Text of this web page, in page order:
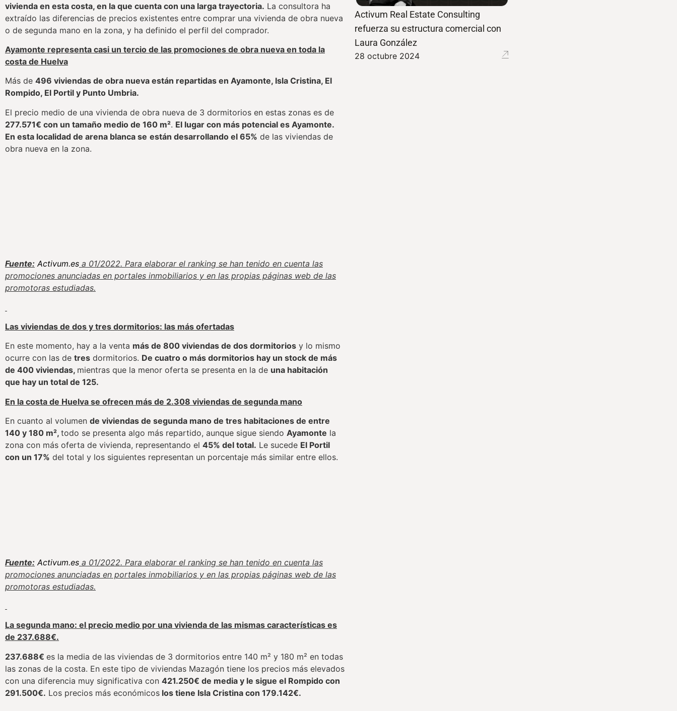
vivienda en esta costa, en la que cuenta con una larga trayectoria. La consultora ha
extraído las diferencias de precios existentes entre comprar una vivienda de obra nueva
o de segunda mano en la zona, y ha definido el perfil del comprador.
Ayamonte representa casi un tercio de las promociones de obra nueva en toda la
costa de Huelva
Más de 496 viviendas de obra nueva están repartidas en Ayamonte, Isla Cristina, El
Rompido, El Portil y Punto Umbria.
El precio medio de una vivienda de obra nueva de 3 dormitorios en estas zonas es de
277.571€ con un tamaño medio de 160 m². El lugar con más potencial es Ayamonte.
En esta localidad de arena blanca se están desarrollando el 65% de las viviendas de
obra nueva en la zona.
Fuente: Activum.es a 01/2022. Para elaborar el ranking se han tenido en cuenta las
promociones anunciadas en portales inmobiliarios y en las propias páginas web de las
promotoras estudiadas.
Las viviendas de dos y tres dormitorios: las más ofertadas
En este momento, hay a la venta más de 800 viviendas de dos dormitorios y lo mismo
ocurre con las de tres dormitorios. De cuatro o más dormitorios hay un stock de más
de 400 viviendas, mientras que la menor oferta se presenta en la de una habitación
que hay un total de 125.
En la costa de Huelva se ofrecen más de 2.308 viviendas de segunda mano
En cuanto al volumen de viviendas de segunda mano de tres habitaciones de entre
140 y 180 m², todo se presenta algo más repartido, aunque sigue siendo Ayamonte la
zona con más oferta de vivienda, representando el 45% del total. Le sucede El Portil
con un 17% del total y los siguientes representan un porcentaje más similar entre ellos.
Fuente: Activum.es a 01/2022. Para elaborar el ranking se han tenido en cuenta las
promociones anunciadas en portales inmobiliarios y en las propias páginas web de las
promotoras estudiadas.
La segunda mano: el precio medio por una vivienda de las mismas características es
de 237.688€.
237.688€ es la media de las viviendas de 3 dormitorios entre 140 m² y 180 m² en todas
las zonas de la costa. En este tipo de viviendas Mazagón tiene los precios más elevados
con una diferencia muy significativa con 421.250€ de media y le sigue el Rompido con
291.500€. Los precios más económicos los tiene Isla Cristina con 179.142€.
Activum Real Estate Consulting
refuerza su estructura comercial con
Laura González
28 octubre 2024